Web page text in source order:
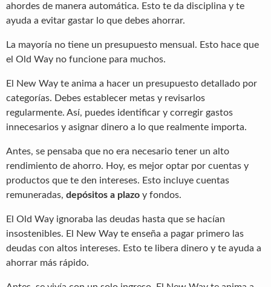
ahordes de manera automática. Esto te da disciplina y te
ayuda a evitar gastar lo que debes ahorrar.
La mayoría no tiene un presupuesto mensual. Esto hace que
el Old Way no funcione para muchos.
El New Way te anima a hacer un presupuesto detallado por
categorías. Debes establecer metas y revisarlos
regularmente. Así, puedes identificar y corregir gastos
innecesarios y asignar dinero a lo que realmente importa.
Antes, se pensaba que no era necesario tener un alto
rendimiento de ahorro. Hoy, es mejor optar por cuentas y
productos que te den intereses. Esto incluye cuentas
remuneradas, depósitos a plazo y fondos.
El Old Way ignoraba las deudas hasta que se hacían
insostenibles. El New Way te enseña a pagar primero las
deudas con altos intereses. Esto te libera dinero y te ayuda a
ahorrar más rápido.